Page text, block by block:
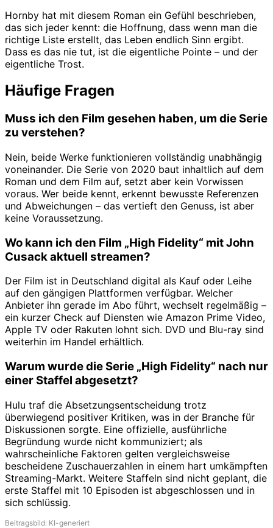
Hornby hat mit diesem Roman ein Gefühl beschrieben,
das sich jeder kennt: die Hoffnung, dass wenn man die
richtige Liste erstellt, das Leben endlich Sinn ergibt.
Dass es das nie tut, ist die eigentliche Pointe – und der
eigentliche Trost.
Häufige Fragen
Muss ich den Film gesehen haben, um die Serie
zu verstehen?
Nein, beide Werke funktionieren vollständig unabhängig
voneinander. Die Serie von 2020 baut inhaltlich auf dem
Roman und dem Film auf, setzt aber kein Vorwissen
voraus. Wer beide kennt, erkennt bewusste Referenzen
und Abweichungen – das vertieft den Genuss, ist aber
keine Voraussetzung.
Wo kann ich den Film „High Fidelity“ mit John
Cusack aktuell streamen?
Der Film ist in Deutschland digital als Kauf oder Leihe
auf den gängigen Plattformen verfügbar. Welcher
Anbieter ihn gerade im Abo führt, wechselt regelmäßig –
ein kurzer Check auf Diensten wie Amazon Prime Video,
Apple TV oder Rakuten lohnt sich. DVD und Blu-ray sind
weiterhin im Handel erhältlich.
Warum wurde die Serie „High Fidelity“ nach nur
einer Staffel abgesetzt?
Hulu traf die Absetzungsentscheidung trotz
überwiegend positiver Kritiken, was in der Branche für
Diskussionen sorgte. Eine offizielle, ausführliche
Begründung wurde nicht kommuniziert; als
wahrscheinliche Faktoren gelten vergleichsweise
bescheidene Zuschauerzahlen in einem hart umkämpften
Streaming-Markt. Weitere Staffeln sind nicht geplant, die
erste Staffel mit 10 Episoden ist abgeschlossen und in
sich schlüssig.
Beitragsbild: KI-generiert